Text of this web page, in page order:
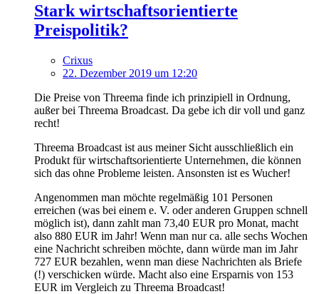
Stark wirtschaftsorientierte
Preispolitik?
Crixus
22. Dezember 2019 um 12:20
Die Preise von Threema finde ich prinzipiell in Ordnung,
außer bei Threema Broadcast. Da gebe ich dir voll und ganz
recht!
Threema Broadcast ist aus meiner Sicht ausschließlich ein
Produkt für wirtschaftsorientierte Unternehmen, die können
sich das ohne Probleme leisten. Ansonsten ist es Wucher!
Angenommen man möchte regelmäßig 101 Personen
erreichen (was bei einem e. V. oder anderen Gruppen schnell
möglich ist), dann zahlt man 73,40 EUR pro Monat, macht
also 880 EUR im Jahr! Wenn man nur ca. alle sechs Wochen
eine Nachricht schreiben möchte, dann würde man im Jahr
727 EUR bezahlen, wenn man diese Nachrichten als Briefe
(!) verschicken würde. Macht also eine Ersparnis von 153
EUR im Vergleich zu Threema Broadcast!